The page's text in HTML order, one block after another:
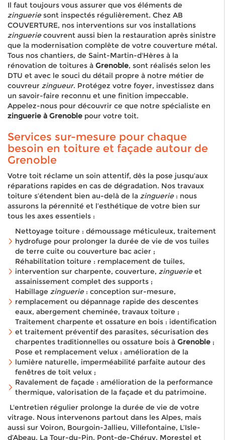
Il faut toujours vous assurer que vos éléments de
zingueriesont inspectés régulièrement. Chez AB
COUVERTURE, nos interventions sur vos installations
zingueriecouvrent aussi bien la restauration après sinistre
que la modernisation complète de votre couverture métal.
Tous nos chantiers, de Saint-Martin-d'Hères à la
rénovation de toitures à Grenoble, sont réalisés selon les
DTU et avec le souci du détail propre à notre métier de
couvreur zingueur. Protégez votre foyer, investissez dans
un savoir-faire reconnu et une finition impeccable.
Appelez-nous pour découvrir ce que notre spécialiste en
zinguerie à Grenoble pour votre toit.
Services sur-mesure pour chaque
besoin en toiture et façade autour de
Grenoble
Votre toit réclame un soin attentif, dès la pose jusqu’aux
réparations rapides en cas de dégradation. Nos travaux
toiture s’étendent bien au-delà de la zinguerie: nous
assurons la pérennité et l’esthétique de votre bien sur
tous les axes essentiels :
Nettoyage toiture : démoussage méticuleux, traitement
hydrofuge pour prolonger la durée de vie de vos tuiles
de terre cuite ou couverture bac acier ;
Réhabilitation toiture : remplacement de tuiles,
intervention sur charpente, couverture, zinguerieet
assainissement complet des supports ;
Habillage zinguerie: conception sur-mesure,
remplacement ou dépannage rapide des descentes
eaux, abergement cheminée, travaux toiture ;
Traitement charpente et ossature en bois : identification
et traitement préventif des parasites, sécurisation des
charpentes traditionnelles ou ossature bois à Grenoble ;
Pose et remplacement velux : amélioration de la
lumière naturelle, imperméabilité parfaite autour des
fenêtres de toit velux ;
Ravalement de façade : amélioration de la performance
thermique, valorisation de la façade et du patrimoine.
L'entretien régulier prolonge la durée de vie de votre
vitrage. Nous intervenons partout dans les Alpes, mais
aussi sur Voiron, Bourgoin-Jallieu, Villefontaine, L’Isle-
d’Abeau, La Tour-du-Pin, Pont-de-Chéruy, Morestel et